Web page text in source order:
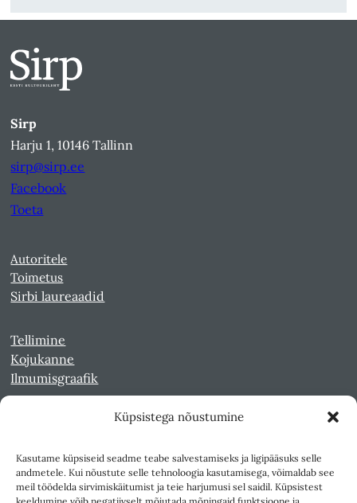
Küpsistega nõustumine
Kasutame küpsiseid seadme teabe salvestamiseks ja ligipääsuks selle
andmetele. Kui nõustute selle tehnoloogia kasutamisega, võimaldab see
meil töödelda sirvimiskäitumist ja teie harjumusi sel saidil. Küpsistest
Sirp
Harju 1, 10146 Tallinn
sirp@sirp.ee
Facebook
Toeta
Autoritele
Toimetus
Sirbi laureaadid
Tellimine
Kojukanne
Ilmumisgraafik
Kultuurileht 1994-1997
Reede 1989-1990
Sirp ja Vasar 1940-1989